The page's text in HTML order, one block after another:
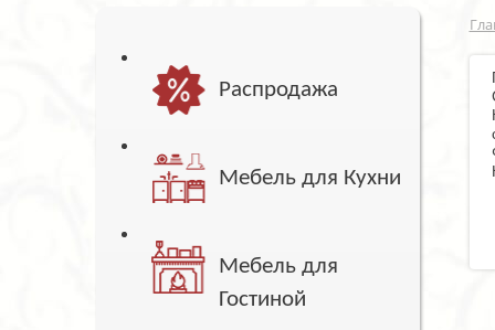
Распродажа
Мебель для Кухни
Мебель для
Гостиной